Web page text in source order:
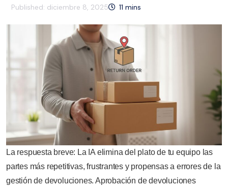
Published: diciembre 8, 2025 11 mins
La respuesta breve: La IA elimina del plato de tu equipo las
partes más repetitivas, frustrantes y propensas a errores de la
gestión de devoluciones. Aprobación de devoluciones